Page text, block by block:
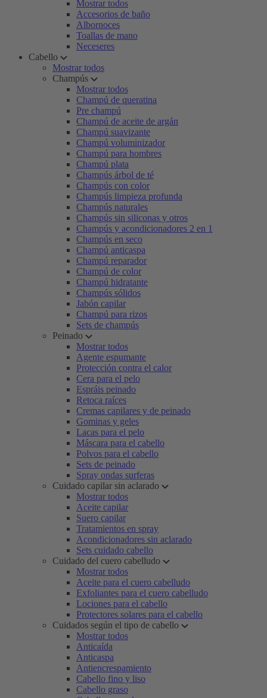
Mostrar todos
Accesorios de baño
Albornoces
Toallas de mano
Neceseres
Cabello
Mostrar todos
Champús
Mostrar todos
Champú de queratina
Pre champú
Champú de aceite de argán
Champú suavizante
Champú voluminizador
Champú para hombres
Champú plata
Champús árbol de té
Champús con color
Champús limpieza profunda
Champús naturales
Champús sin siliconas y otros
Champús y acondicionadores 2 en 1
Champús en seco
Champú anticaspa
Champú reparador
Champú de color
Champú hidratante
Champús sólidos
Jabón capilar
Champú para rizos
Sets de champús
Peinado
Mostrar todos
Agente espumante
Protección contra el calor
Cera para el pelo
Espráis peinado
Retoca raíces
Cremas capilares y de peinado
Gominas y geles
Lacas para el pelo
Máscara para el cabello
Polvos para el cabello
Sets de peinado
Spray ondas surferas
Cuidado capilar sin aclarado
Mostrar todos
Aceite capilar
Suero capilar
Tratamientos en spray
Acondicionadores sin aclarado
Sets cuidado cabello
Cuidado del cuero cabelludo
Mostrar todos
Aceite para el cuero cabelludo
Exfoliantes para el cuero cabelludo
Lociones para el cabello
Protectores solares para el cabello
Cuidados según el tipo de cabello
Mostrar todos
Anticaída
Anticaspa
Antiencrespamiento
Cabello fino y liso
Cabello graso